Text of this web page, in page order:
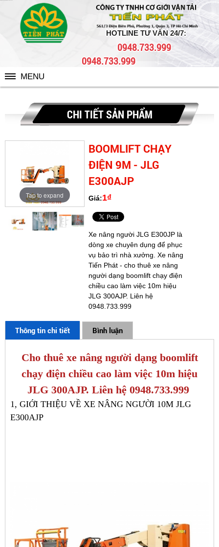
HOTLINE TƯ VẤN 24/7:
0948.733.999
0948.733.999
MENU
CHI TIẾT SẢN PHẨM
Tap to expand
BOOMLIFT CHẠY
ĐIỆN 9M - JLG
E300AJP
Giá:1₫
Xe nâng người JLG E300JP là
dòng xe chuyên dụng để phục
vụ bảo trì nhà xưởng. Xe nâng
Tiến Phát - cho thuê xe nâng
người dạng boomlift chạy điện
chiều cao làm việc 10m hiệu
JLG 300AJP. Liên hệ
0948.733.999
Thông tin chi tiết Bình luận
Cho thuê xe nâng người dạng boomlift
chạy điện chiều cao làm việc 10m hiệu
JLG 300AJP. Liên hệ 0948.733.999
1, GIỚI THIỆU VỀ XE NÂNG NGƯỜI 10M JLG
E300AJP